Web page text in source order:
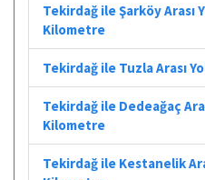
Tekirdağ ile Şarköy Arası
Kilometre
Tekirdağ ile Tuzla Arası
Tekirdağ ile Dedeağaç
Kilometre
Tekirdağ ile Kestanelik